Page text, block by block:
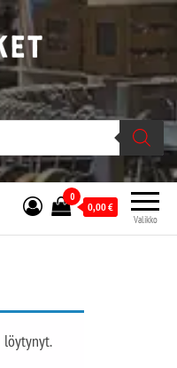
ja kivijalassa
Market on vaihtoehtomusaan
erikoistunut verkko- sekä
Helsingissä Kallion
sydämessä.
Valikko
0
0,00€
löytynyt.